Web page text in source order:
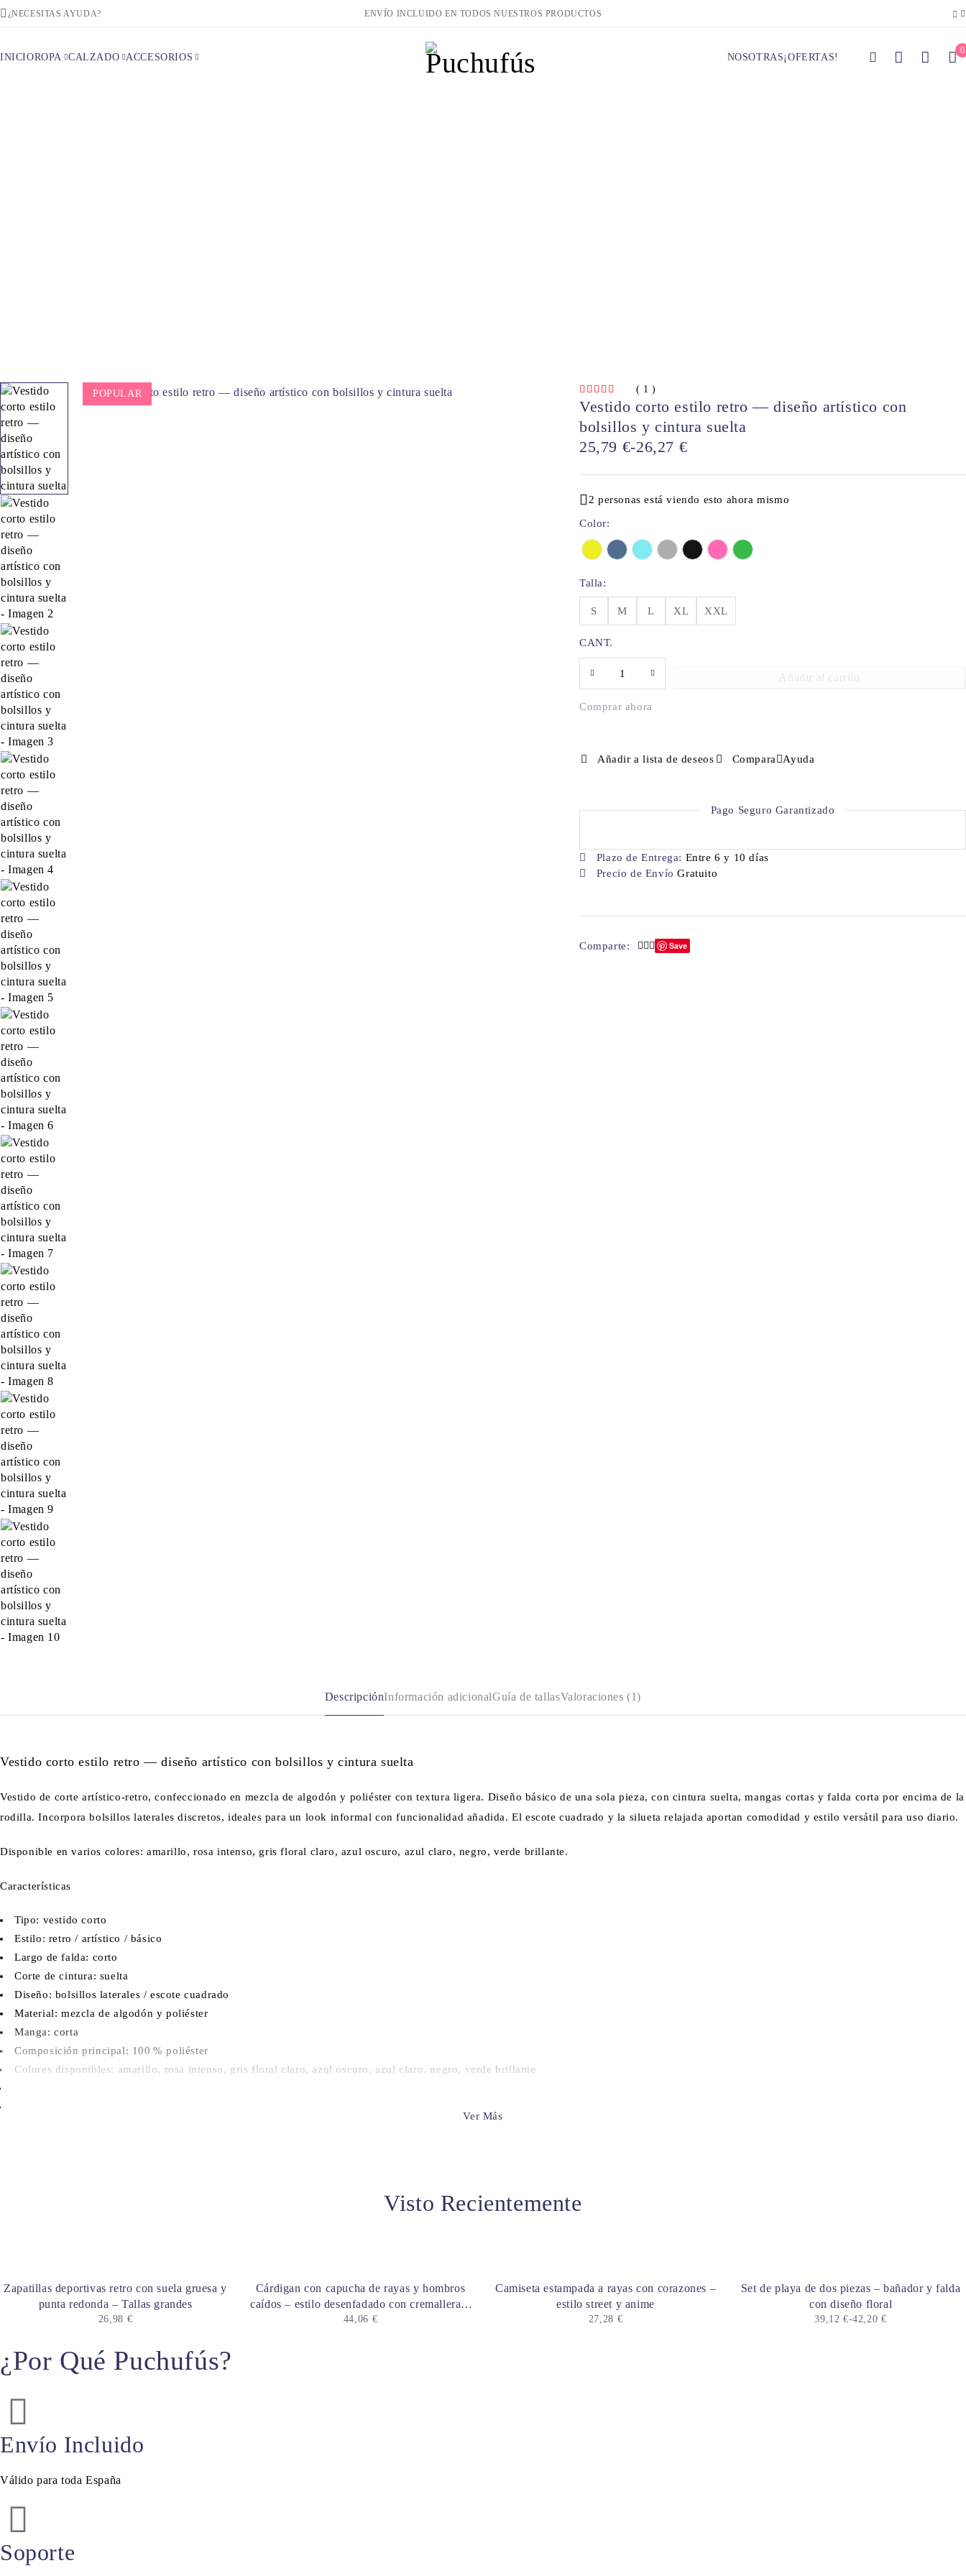
¿NECESITAS AYUDA? ENVÍO INCLUIDO EN TODOS NUESTROS PRODUCTOS
INICIOROPA CALZADO ACCESORIOS NOSOTRAS¡OFERTAS!
0
POPULAR ( 1 )
Vestido corto estilo retro — diseño artístico con
bolsillos y cintura suelta
25,79 €-26,27 €
2 personas está viendo esto ahora mismo
Color
Talla
S M L XL XXL
CANT.
Añadir al carrito
Comprar ahora
Añadir a lista de deseos Compara Ayuda
Pago Seguro Garantizado
Plazo de Entrega: Entre 6 y 10 días
Precio de Envío Gratuito
Comparte: Save
DescripciónInformación adicionalGuía de tallasValoraciones (1)
Vestido corto estilo retro — diseño artístico con bolsillos y cintura suelta
Vestido de corte artístico-retro, confeccionado en mezcla de algodón y poliéster con textura ligera. Diseño básico de una sola pieza, con cintura suelta, mangas cortas y falda corta por encima de la
rodilla. Incorpora bolsillos laterales discretos, ideales para un look informal con funcionalidad añadida. El escote cuadrado y la silueta relajada aportan comodidad y estilo versátil para uso diario.
Disponible en varios colores: amarillo, rosa intenso, gris floral claro, azul oscuro, azul claro, negro, verde brillante.
Características
Tipo: vestido corto
Estilo: retro / artístico / básico
Largo de falda: corto
Corte de cintura: suelta
Diseño: bolsillos laterales / escote cuadrado
Material: mezcla de algodón y poliéster
Manga: corta
Composición principal: 100 % poliéster
Colores disponibles: amarillo, rosa intenso, gris floral claro, azul oscuro, azul claro, negro, verde brillante
Ver Más
Visto Recientemente
Zapatillas deportivas retro con suela gruesa y
punta redonda – Tallas grandes
26,98 €
Cárdigan con capucha de rayas y hombros
caídos – estilo desenfadado con cremallera y
cordón
44,06 €
Camiseta estampada a rayas con corazones –
estilo street y anime
27,28 €
Set de playa de dos piezas – bañador y falda
con diseño floral
39,12€-42,20 €
¿Por Qué Puchufús?
Envío Incluido
Válido para toda España
Soporte